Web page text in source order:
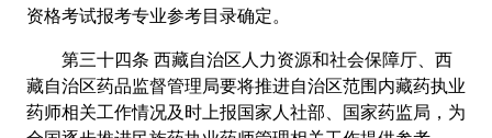
资格考试报考专业参考目录确定。
第三十四条 西藏自治区人力资源和社会保障厅、西
藏自治区药品监督管理局要将推进自治区范围内藏药执业
药师相关工作情况及时上报国家人社部、国家药监局，为